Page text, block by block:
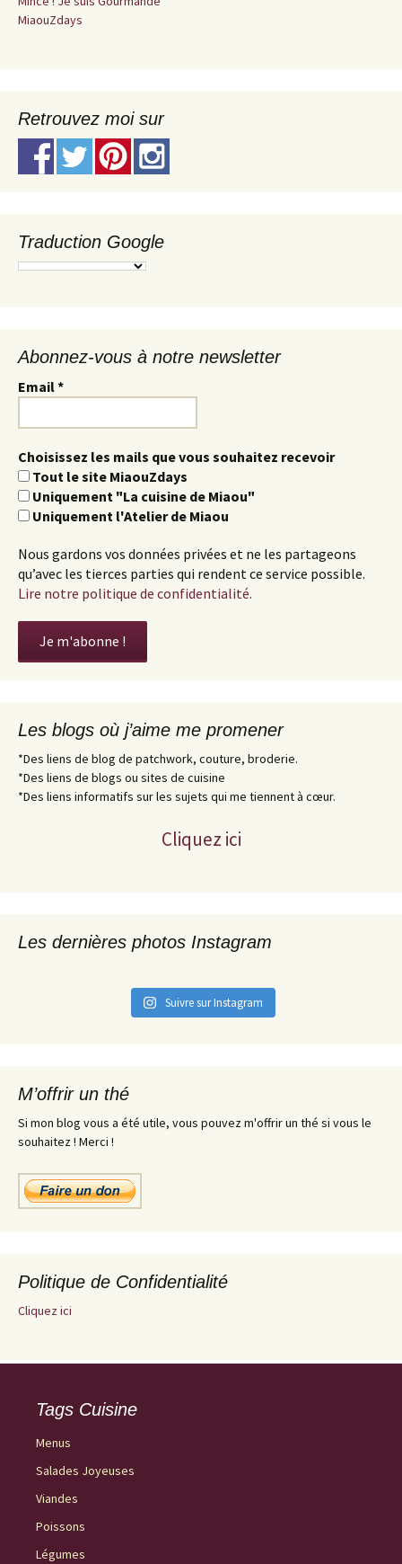
MiaouZdays
Retrouvez moi sur
Traduction Google
Abonnez-vous à notre newsletter
Email*
Choisissez les mails que vous souhaitez recevoir
Tout le site MiaouZdays
Uniquement "La cuisine de Miaou"
Uniquement l'Atelier de Miaou
Nous gardons vos données privées et ne les partageons
qu’avec les tierces parties qui rendent ce service possible.
Lire notre politique de confidentialité.
Les blogs où j’aime me promener
*Des liens de blog de patchwork, couture, broderie.
*Des liens de blogs ou sites de cuisine
*Des liens informatifs sur les sujets qui me tiennent à cœur.
Cliquez ici
Les dernières photos Instagram
Suivre sur Instagram
M’offrir un thé
Si mon blog vous a été utile, vous pouvez m'offrir un thé si vous le
souhaitez ! Merci !
Politique de Confidentialité
Cliquez ici
Tags Cuisine
Menus
Salades Joyeuses
Viandes
Poissons
Légumes